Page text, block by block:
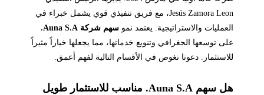
Jesús Zamora Leon، مع فريق تنفيذي قوي يشمل خبراء في
العمليات والاستراتيجية. يعتمد نمو سهم شركة Auna S.A.
على توسعها الجغرافي وتنويع خدماتها، مما يجعلها خياراً مثيراً
للاستثمار. دعونا نغوص في الأقسام التالية لفهم أعمق.
هل سهم Auna S.A. مناسب للاستثمار طويل